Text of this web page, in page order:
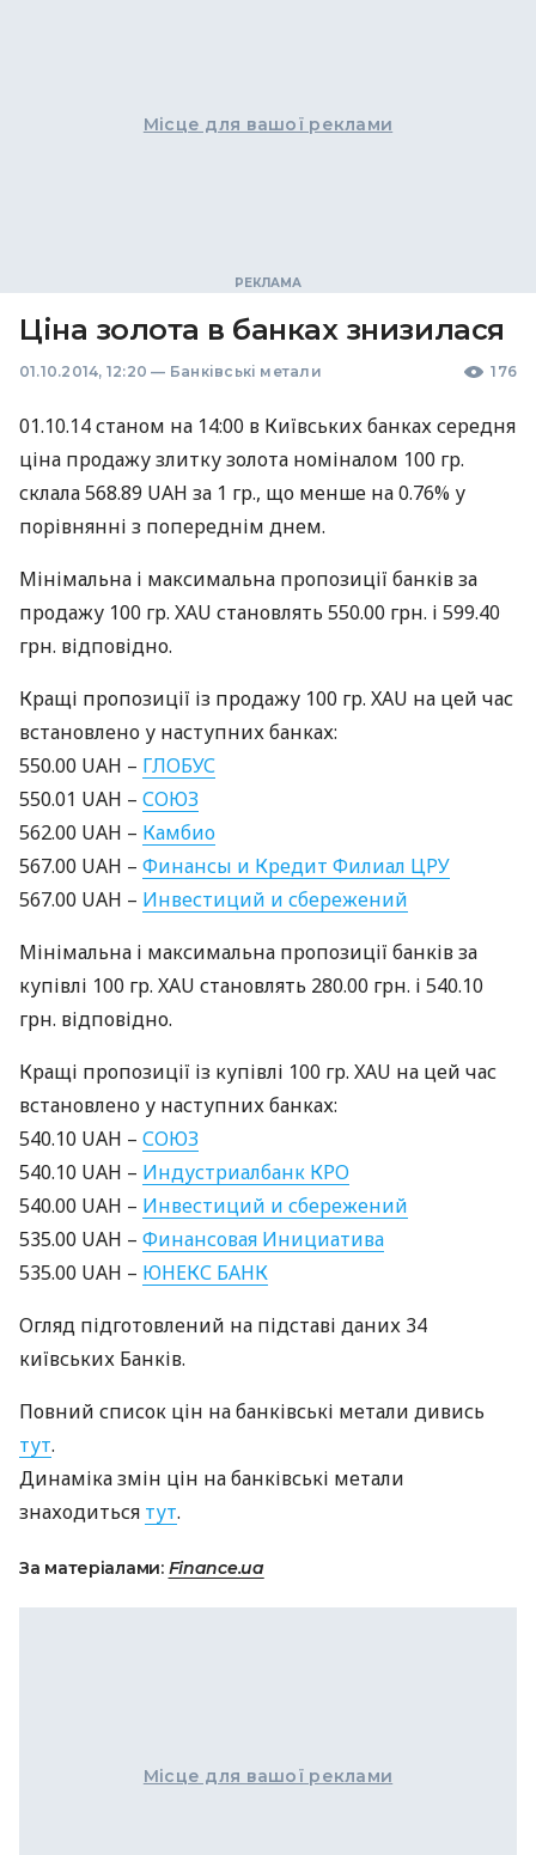
Місце для вашої реклами
Ціна золота в банках знизилася
01.10.2014, 12:20 — Банківські метали 176
01.10.14 станом на 14:00 в Київських банках середня
ціна продажу злитку золота номіналом 100 гр.
склала 568.89 UAH за 1 гр., що менше на 0.76% у
порівнянні з попереднім днем.
Мінімальна і максимальна пропозиції банків за
продажу 100 гр. XAU становлять 550.00 грн. і 599.40
грн. відповідно.
Кращі пропозиції із продажу 100 гр. XAU на цей час
встановлено у наступних банках:
550.00 UAH – ГЛОБУС
550.01 UAH – СОЮЗ
562.00 UAH – Камбио
567.00 UAH – Финансы и Кредит Филиал ЦРУ
567.00 UAH – Инвестиций и сбережений
Мінімальна і максимальна пропозиції банків за
купівлі 100 гр. XAU становлять 280.00 грн. і 540.10
грн. відповідно.
Кращі пропозиції із купівлі 100 гр. XAU на цей час
встановлено у наступних банках:
540.10 UAH – СОЮЗ
540.10 UAH – Индустриалбанк КРО
540.00 UAH – Инвестиций и сбережений
535.00 UAH – Финансовая Инициатива
535.00 UAH – ЮНЕКС БАНК
Огляд підготовлений на підставі даних 34
київських Банків.
Повний список цін на банківські метали дивись
тут.
Динаміка змін цін на банківські метали
знаходиться тут.
За матеріалами: Finance.ua
Місце для вашої реклами